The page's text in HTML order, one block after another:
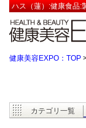
ハス（蓮）:健康食品:
健康美容EXPO：TOP
カテゴリ一覧